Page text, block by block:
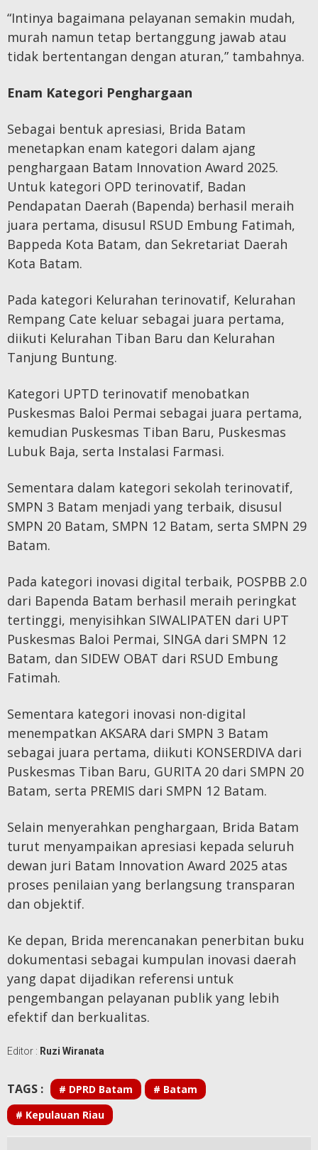
“Intinya bagaimana pelayanan semakin mudah,
murah namun tetap bertanggung jawab atau
tidak bertentangan dengan aturan,” tambahnya.
Enam Kategori Penghargaan
Sebagai bentuk apresiasi, Brida Batam
menetapkan enam kategori dalam ajang
penghargaan Batam Innovation Award 2025.
Untuk kategori OPD terinovatif, Badan
Pendapatan Daerah (Bapenda) berhasil meraih
juara pertama, disusul RSUD Embung Fatimah,
Bappeda Kota Batam, dan Sekretariat Daerah
Kota Batam.
Pada kategori Kelurahan terinovatif, Kelurahan
Rempang Cate keluar sebagai juara pertama,
diikuti Kelurahan Tiban Baru dan Kelurahan
Tanjung Buntung.
Kategori UPTD terinovatif menobatkan
Puskesmas Baloi Permai sebagai juara pertama,
kemudian Puskesmas Tiban Baru, Puskesmas
Lubuk Baja, serta Instalasi Farmasi.
Sementara dalam kategori sekolah terinovatif,
SMPN 3 Batam menjadi yang terbaik, disusul
SMPN 20 Batam, SMPN 12 Batam, serta SMPN 29
Batam.
Pada kategori inovasi digital terbaik, POSPBB 2.0
dari Bapenda Batam berhasil meraih peringkat
tertinggi, menyisihkan SIWALIPATEN dari UPT
Puskesmas Baloi Permai, SINGA dari SMPN 12
Batam, dan SIDEW OBAT dari RSUD Embung
Fatimah.
Sementara kategori inovasi non-digital
menempatkan AKSARA dari SMPN 3 Batam
sebagai juara pertama, diikuti KONSERDIVA dari
Puskesmas Tiban Baru, GURITA 20 dari SMPN 20
Batam, serta PREMIS dari SMPN 12 Batam.
Selain menyerahkan penghargaan, Brida Batam
turut menyampaikan apresiasi kepada seluruh
dewan juri Batam Innovation Award 2025 atas
proses penilaian yang berlangsung transparan
dan objektif.
Ke depan, Brida merencanakan penerbitan buku
dokumentasi sebagai kumpulan inovasi daerah
yang dapat dijadikan referensi untuk
pengembangan pelayanan publik yang lebih
efektif dan berkualitas.
Editor : Ruzi Wiranata
TAGS : # DPRD Batam
# Batam
# Kepulauan Riau